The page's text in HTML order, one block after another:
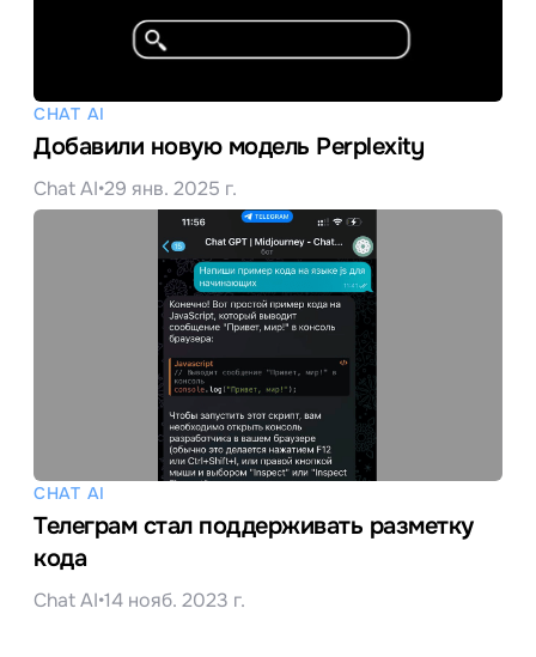
CHAT AI
Добавили новую модель Perplexity
Chat AI•29 янв. 2025 г.
CHAT AI
Телеграм стал поддерживать разметку
кода
Chat AI•14 нояб. 2023 г.